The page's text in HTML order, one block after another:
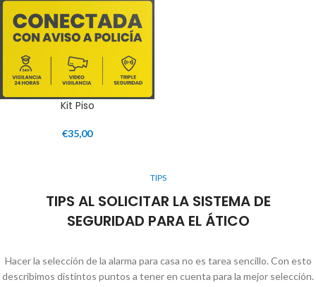
Kit Piso
€35,00
TIPS
TIPS AL SOLICITAR LA SISTEMA DE
SEGURIDAD PARA EL ÁTICO
Hacer la selección de la alarma para casa no es tarea sencillo. Con esto
describimos distintos puntos a tener en cuenta para la mejor selección.